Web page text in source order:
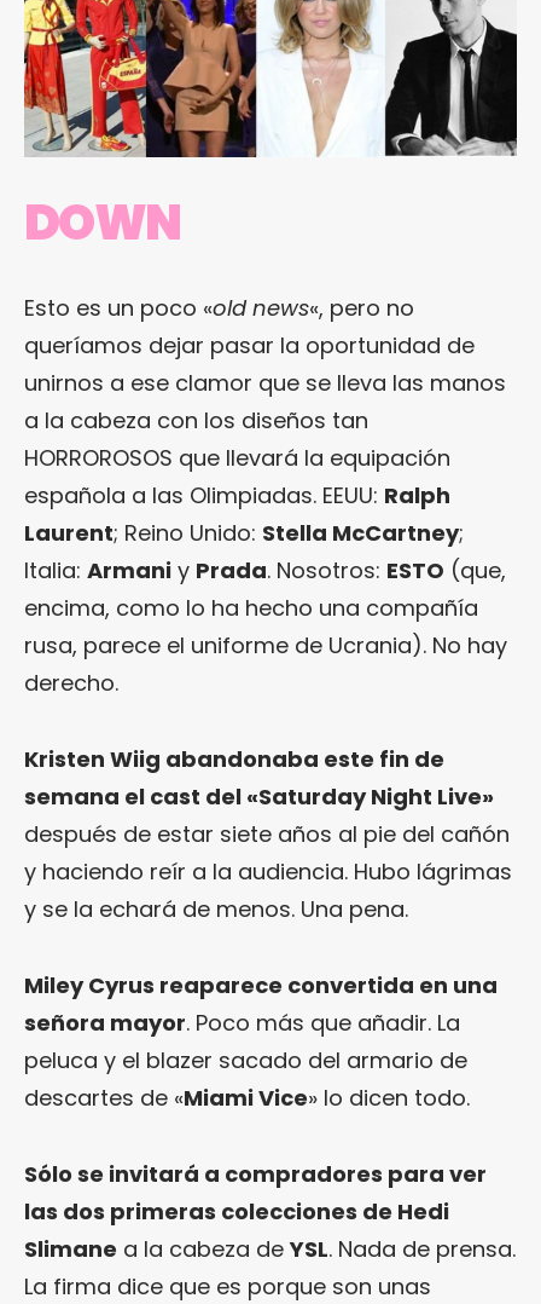
DOWN
Esto es un poco «old news«, pero no
queríamos dejar pasar la oportunidad de
unirnos a ese clamor que se lleva las manos
a la cabeza con los diseños tan
HORROROSOS que llevará la equipación
española a las Olimpiadas. EEUU: Ralph
Laurent; Reino Unido: Stella McCartney;
Italia: Armani y Prada. Nosotros: ESTO (que,
encima, como lo ha hecho una compañía
rusa, parece el uniforme de Ucrania). No hay
derecho.
Kristen Wiig abandonaba este fin de
semana el cast del «Saturday Night Live»
después de estar siete años al pie del cañón
y haciendo reír a la audiencia. Hubo lágrimas
y se la echará de menos. Una pena.
Miley Cyrus reaparece convertida en una
señora mayor. Poco más que añadir. La
peluca y el blazer sacado del armario de
descartes de «Miami Vice» lo dicen todo.
Sólo se invitará a compradores para ver
las dos primeras colecciones de Hedi
Slimane a la cabeza deYSL. Nada de prensa.
La firma dice que es porque son unas